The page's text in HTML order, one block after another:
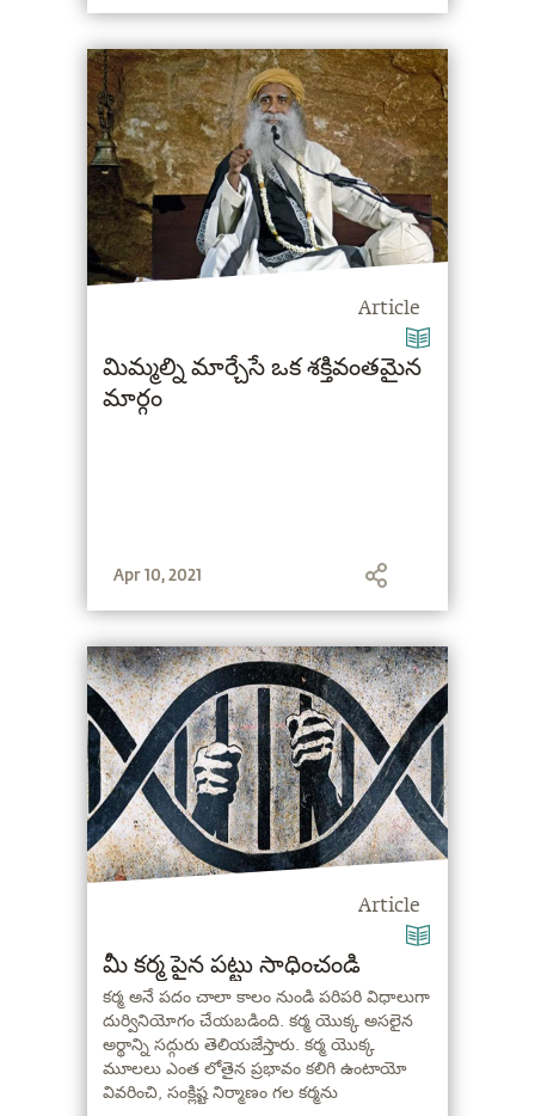
Article
మిమ్మల్ని మార్చేసే ఒక శక్తివంతమైన
మార్గం
Apr 10, 2021
Article
మీ కర్మ పైన పట్టు సాధించండి
కర్మ అనే పదం చాలా కాలం నుండి పరిపరి విధాలుగా
దుర్వినియోగం చేయబడింది. కర్మ యొక్క అసలైన
అర్థాన్ని సద్గురు తెలియజేస్తారు. కర్మ యొక్క
మూలలు ఎంత లోతైన ప్రభావం కలిగి ఉంటాయో
వివరించి, సంక్లిష్ట నిర్మాణం గల కర్మను